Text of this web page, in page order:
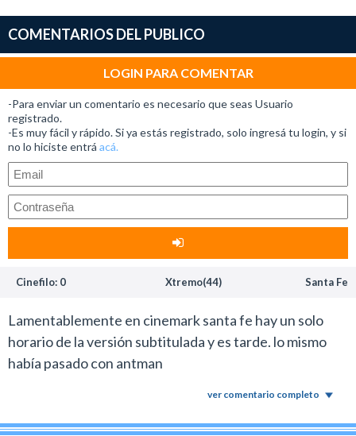
COMENTARIOS DEL PUBLICO
LOGIN PARA COMENTAR
-Para enviar un comentario es necesario que seas Usuario
registrado.
-Es muy fácil y rápido. Si ya estás registrado, solo ingresá tu login, y si
no lo hiciste entrá acá.
Cinefilo: 0 Xtremo(44) Santa Fe
Lamentablemente en cinemark santa fe hay un solo
horario de la versión subtitulada y es tarde. lo mismo
había pasado con antman
ver comentario completo